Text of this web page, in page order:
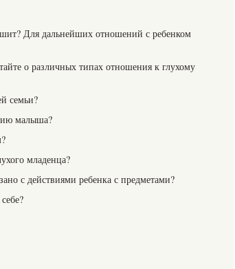
Для дальнейших отношений с ребенком
о различных типах отношения к глухому
семьи?
малыша?
младенца?
с действиями ребенка с предметами?